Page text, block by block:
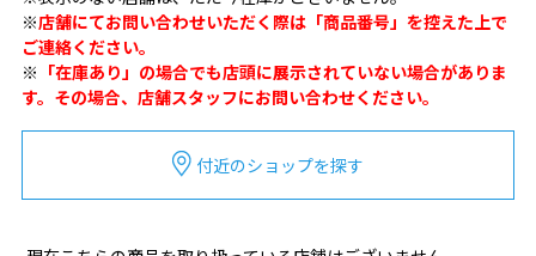
※店舗にてお問い合わせいただく際は「商品番号」を控えた上で
ご連絡ください。
※ 「在庫あり」の場合でも店頭に展示されていない場合がありま
す。その場合、店舗スタッフにお問い合わせください。
付近のショップを探す